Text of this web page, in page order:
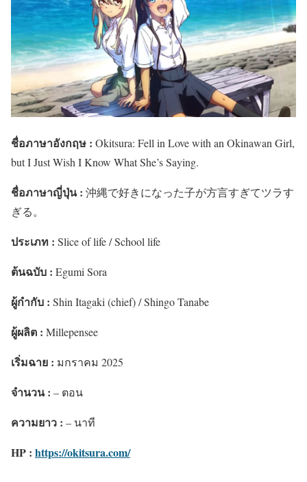
ชื่อภาษาอังกฤษ : Okitsura: Fell in Love with an Okinawan Girl,
but I Just Wish I Know What She’s Saying.
ชื่อภาษาญี่ปุ่น : 沖縄で好きになった子が方言すぎてツラす
ぎる。
ประเภท : Slice of life / School life
ต้นฉบับ : Egumi Sora
ผู้กำกับ : Shin Itagaki (chief) / Shingo Tanabe
ผู้ผลิต : Millepensee
เริ่มฉาย : มกราคม 2025
จำนวน : – ตอน
ความยาว : – นาที
HP : https://okitsura.com/